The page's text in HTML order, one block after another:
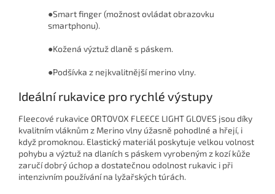
●Smart finger (možnost ovládat obrazovku
smartphonu).
●Kožená výztuž dlaně s páskem.
●Podšívka z nejkvalitnější merino vlny.
Ideální rukavice pro rychlé výstupy
Fleecové rukavice ORTOVOX FLEECE LIGHT GLOVES jsou díky
kvalitním vláknům z Merino vlny úžasně pohodlné a hřejí, i
když promoknou. Elastický materiál poskytuje velkou volnost
pohybu a výztuž na dlaních s páskem vyrobeným z kozí kůže
zaručí dobrý úchop a dostatečnou odolnost rukavic i při
intenzivním používání na lyžařských túrách.